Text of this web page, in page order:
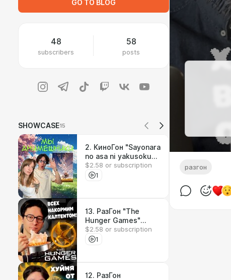
GO TO BLOG
48
subscribers
58
posts
SHOWCASE15
2. КиноГон "Sayonara
no asa ni yakusoku
no hana o kazaro"
(2018)
$2.58 or subscription
1
13. РазГон "The
Hunger Games"
(2012-2015)
$2.58 or subscription
1
12. РазГон
разгон